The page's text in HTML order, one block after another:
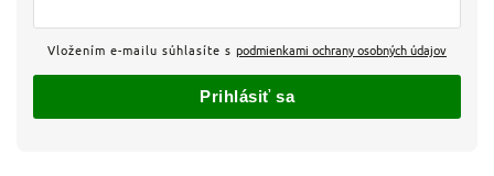
Vložením e-mailu súhlasíte s podmienkami ochrany osobných údajov
Prihlásiť sa